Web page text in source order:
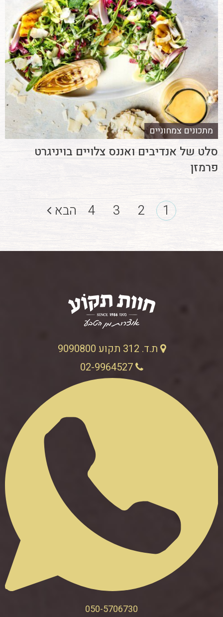
מתכונים צמחוניים
סלט של אנדיבים ואננס צלויים בויניגרט
פרמזן
1
2
3
4 הבא
ת.ד. 312 תקוע 9090800
02-9964527
050-5706730